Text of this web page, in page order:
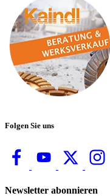
Folgen Sie uns
Newsletter abonnieren